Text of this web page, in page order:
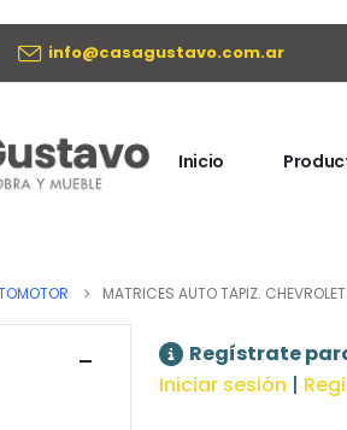
info@casagustavo.com.ar
Inicio
MATRICES AUTO TAPIZ.
Regístrate
Iniciar sesión |